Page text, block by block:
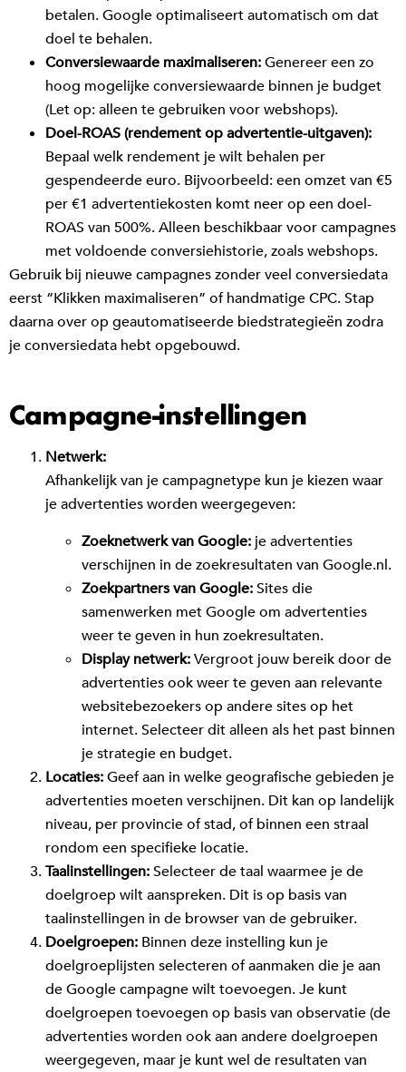
betalen. Google optimaliseert automatisch om dat
doel te behalen.
Conversiewaarde maximaliseren:Genereer een zo
hoog mogelijke conversiewaarde binnen je budget
(Let op: alleen te gebruiken voor webshops).
Doel-ROAS (rendement op advertentie-uitgaven):
Bepaal welk rendement je wilt behalen per
gespendeerde euro. Bijvoorbeeld: een omzet van €5
per €1 advertentiekosten komt neer op een doel-
ROAS van 500%. Alleen beschikbaar voor campagnes
met voldoende conversiehistorie, zoals webshops.
Gebruik bij nieuwe campagnes zonder veel conversiedata
eerst “Klikken maximaliseren” of handmatige CPC. Stap
daarna over op geautomatiseerde biedstrategieën zodra
je conversiedata hebt opgebouwd.
Campagne-instellingen
Netwerk:
Afhankelijk van je campagnetype kun je kiezen waar
je advertenties worden weergegeven:
Zoeknetwerk van Google: je advertenties
verschijnen in de zoekresultaten van Google.nl.
Zoekpartners van Google:Sites die
samenwerken met Google om advertenties
weer te geven in hun zoekresultaten.
Display netwerk:Vergroot jouw bereik door de
advertenties ook weer te geven aan relevante
websitebezoekers op andere sites op het
internet. Selecteer dit alleen als het past binnen
je strategie en budget.
Locaties:Geef aan in welke geografische gebieden je
advertenties moeten verschijnen. Dit kan op landelijk
niveau, per provincie of stad, of binnen een straal
rondom een specifieke locatie.
Taalinstellingen:Selecteer de taal waarmee je de
doelgroep wilt aanspreken. Dit is op basis van
taalinstellingen in de browser van de gebruiker.
Doelgroepen: Binnen deze instelling kun je
doelgroeplijsten selecteren of aanmaken die je aan
de Google campagne wilt toevoegen. Je kunt
doelgroepen toevoegen op basis van observatie (de
advertenties worden ook aan andere doelgroepen
weergegeven, maar je kunt wel de resultaten van